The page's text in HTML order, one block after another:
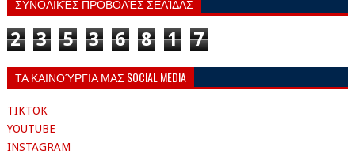
ΣΥΝΟΛΙΚΈΣ ΠΡΟΒΟΛΈΣ ΣΕΛΊΔΑΣ
2 3 5 3 6 8 1 7
ΤΑ ΚΑΙΝΟΎΡΓΙΑ ΜΑΣ SOCIAL MEDIA
TIKTOK
YOUTUBE
INSTAGRAM